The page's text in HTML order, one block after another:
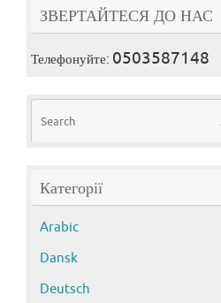
ЗВЕРТАЙТЕСЯ ДО НАС
Телефонуйте: 0503587148
Категорії
Arabic
Dansk
Deutsch